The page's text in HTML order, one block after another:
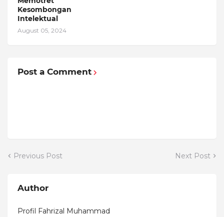
Kesombongan
Intelektual
August 05, 2024
Post a Comment
Previous Post Next Post
Author
Profil Fahrizal Muhammad